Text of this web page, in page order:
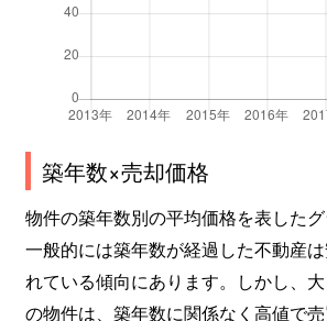
築年数×売却価格
物件の築年数別の平均価格を表したグ
一般的には築年数が経過した不動産
れている傾向にあります。しかし、
の物件は、築年数に関係なく高値で